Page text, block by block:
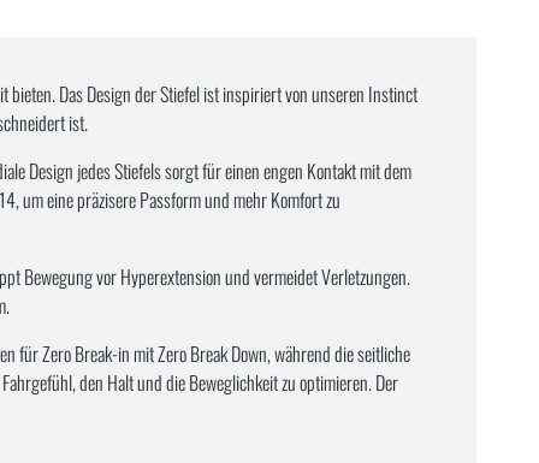
bieten. Das Design der Stiefel ist inspiriert von unseren Instinct
ist.
Design jedes Stiefels sorgt für einen engen Kontakt mit dem
um eine präzisere Passform und mehr Komfort zu
Bewegung vor Hyperextension und vermeidet Verletzungen.
für Zero Break-in mit Zero Break Down, während die seitliche
den Halt und die Beweglichkeit zu optimieren. Der